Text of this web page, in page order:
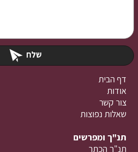
שלח
דף הבית
אודות
צור קשר
שאלות נפוצות
תנ"ך ומפרשים
תנ"ך הכתר